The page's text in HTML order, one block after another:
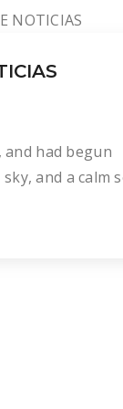
and had begun
and a calm